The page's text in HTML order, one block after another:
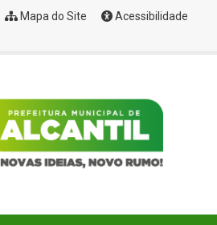
Mapa do Site
Acessibilidade